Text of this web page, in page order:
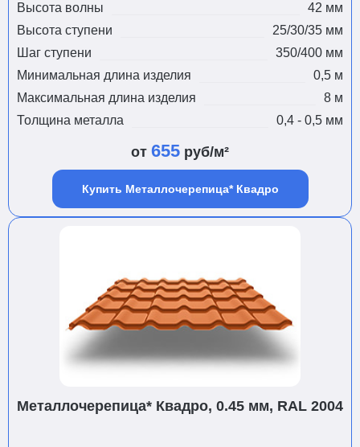
Высота волны
42 мм
Высота ступени
25/30/35 мм
Шаг ступени
350/400 мм
Минимальная длина изделия
0,5 м
Максимальная длина изделия
8 м
Толщина металла
0,4 - 0,5 мм
от 655 руб/м²
Купить Металлочерепица* Квадро
Металлочерепица* Квадро, 0.45 мм, RAL 2004